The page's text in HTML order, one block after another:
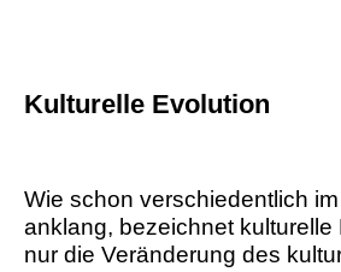
Kulturelle Evolution
Wie schon verschiedentlich
anklang, bezeichnet kulturelle
nur die Veränderung des